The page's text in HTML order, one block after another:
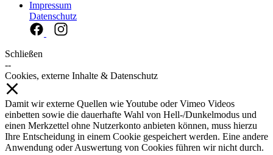
Impressum
Datenschutz
Schließen
--
Cookies, externe Inhalte & Datenschutz
Damit wir externe Quellen wie Youtube oder Vimeo Videos
einbetten sowie die dauerhafte Wahl von Hell-/Dunkelmodus und
einen Merkzettel ohne Nutzerkonto anbieten können, muss hierzu
Ihre Entscheidung in einem Cookie gespeichert werden. Eine andere
Anwendung oder Auswertung von Cookies führen wir nicht durch.